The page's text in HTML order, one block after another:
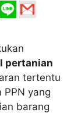
pertanian
tertentu
yang
barang